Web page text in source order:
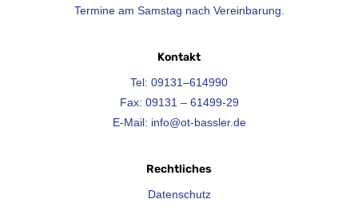
Termine am Samstag nach Vereinbarung.
Kontakt
Tel: 09131–614990
Fax: 09131 – 61499-29
E-Mail: info@ot-bassler.de
Rechtliches
Datenschutz